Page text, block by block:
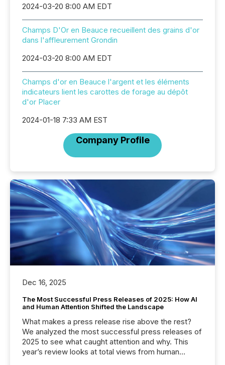
2024-03-20 8:00 AM EDT
Champs D'Or en Beauce recueillent des grains d'or
dans l'affleurement Grondin
2024-03-20 8:00 AM EDT
Champs d'or en Beauce l'argent et les éléments
indicateurs lient les carottes de forage au dépôt
d'or Placer
2024-01-18 7:33 AM EST
Company Profile
Dec 16, 2025
The Most Successful Press Releases of 2025: How AI
and Human Attention Shifted the Landscape
What makes a press release rise above the rest?
We analyzed the most successful press releases of
2025 to see what caught attention and why. This
year’s review looks at total views from human